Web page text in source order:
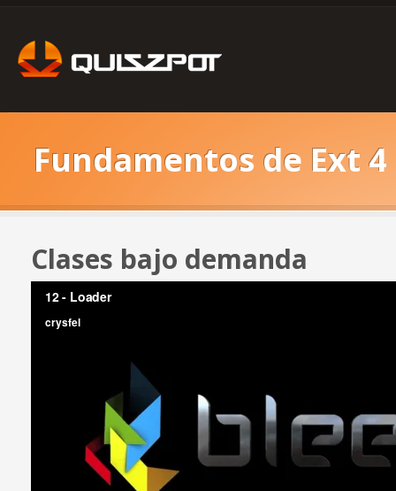
Fundamentos de Ext 4
Clases bajo demanda